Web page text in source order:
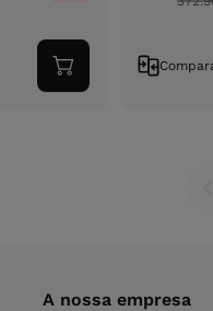
Adicionar
ao
A nossa empresa